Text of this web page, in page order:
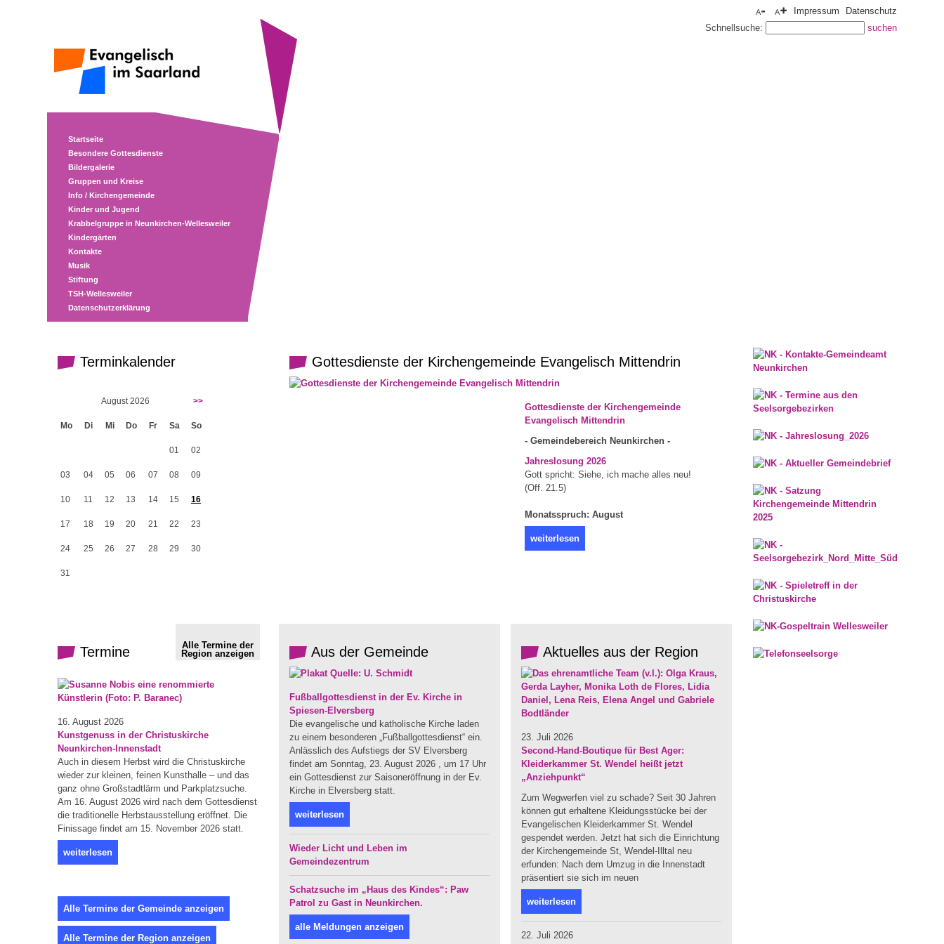
Startseite
Besondere Gottesdienste
Bildergalerie
Gruppen und Kreise
Info / Kirchengemeinde
Kinder und Jugend
Krabbelgruppe in Neunkirchen-Wellesweiler
Kindergärten
Kontakte
Musik
Stiftung
TSH-Wellesweiler
Datenschutzerklärung
Impressum
Datenschutz
Schnellsuche:
Terminkalender
August 2026 >>
Mo Di Mi Do Fr Sa So
01 02
03 04 05 06 07 08 09
10 11 12 13 14 15 16
17 18 19 20 21 22 23
24 25 26 27 28 29 30
31
Gottesdienste der Kirchengemeinde Evangelisch Mittendrin
Gottesdienste der Kirchengemeinde
Evangelisch Mittendrin
- Gemeindebereich Neunkirchen -
Jahreslosung 2026
Gott spricht: Siehe, ich mache alles neu!
(Off. 21.5)
Monatsspruch: August
weiterlesen
Termine
Alle Termine der
Region anzeigen
16. August 2026
Kunstgenuss in der Christuskirche
Neunkirchen-Innenstadt
Auch in diesem Herbst wird die Christuskirche
wieder zur kleinen, feinen Kunsthalle – und das
ganz ohne Großstadtlärm und Parkplatzsuche.
Am 16. August 2026 wird nach dem Gottesdienst
die traditionelle Herbstausstellung eröffnet. Die
Finissage findet am 15. November 2026 statt.
weiterlesen
Alle Termine der Gemeinde anzeigen
Alle Termine der Region anzeigen
Aus der Gemeinde
Fußballgottesdienst in der Ev. Kirche in
Spiesen-Elversberg
Die evangelische und katholische Kirche laden
zu einem besonderen „Fußballgottesdienst“ ein.
Anlässlich des Aufstiegs der SV Elversberg
findet am Sonntag, 23. August 2026 , um 17 Uhr
ein Gottesdienst zur Saisoneröffnung in der Ev.
Kirche in Elversberg statt.
weiterlesen
Wieder Licht und Leben im
Gemeindezentrum
Schatzsuche im „Haus des Kindes“: Paw
Patrol zu Gast in Neunkirchen.
alle Meldungen anzeigen
Aktuelles aus der Region
23. Juli 2026
Second-Hand-Boutique für Best Ager:
Kleiderkammer St. Wendel heißt jetzt
„Anziehpunkt“
Zum Wegwerfen viel zu schade? Seit 30 Jahren
können gut erhaltene Kleidungsstücke bei der
Evangelischen Kleiderkammer St. Wendel
gespendet werden. Jetzt hat sich die Einrichtung
der Kirchengemeinde St, Wendel-Illtal neu
erfunden: Nach dem Umzug in die Innenstadt
präsentiert sie sich im neuen
weiterlesen
22. Juli 2026